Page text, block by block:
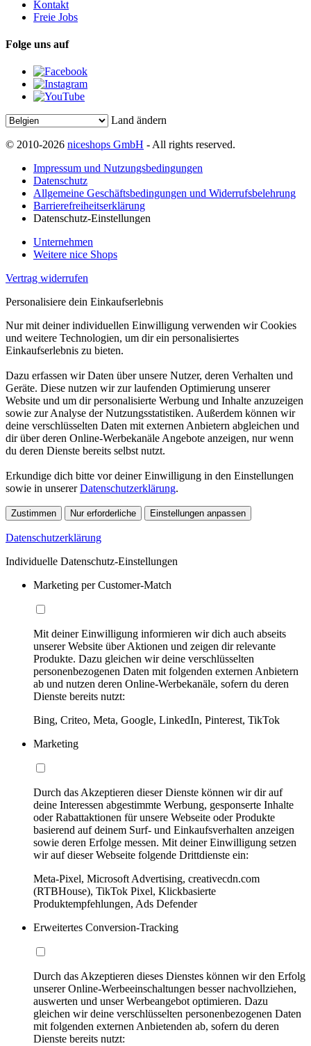
Kontakt
Freie Jobs
Folge uns auf
Land ändern
© 2010-2026 niceshops GmbH - All rights reserved.
Impressum und Nutzungsbedingungen
Datenschutz
Allgemeine Geschäftsbedingungen und Widerrufsbelehrung
Barrierefreiheitserklärung
Datenschutz-Einstellungen
Unternehmen
Weitere nice Shops
Vertrag widerrufen
Personalisiere dein Einkaufserlebnis
Nur mit deiner individuellen Einwilligung verwenden wir Cookies
und weitere Technologien, um dir ein personalisiertes
Einkaufserlebnis zu bieten.
Dazu erfassen wir Daten über unsere Nutzer, deren Verhalten und
Geräte. Diese nutzen wir zur laufenden Optimierung unserer
Website und um dir personalisierte Werbung und Inhalte anzuzeigen
sowie zur Analyse der Nutzungsstatistiken. Außerdem können wir
deine verschlüsselten Daten mit externen Anbietern abgleichen und
dir über deren Online-Werbekanäle Angebote anzeigen, nur wenn
du deren Dienste bereits selbst nutzt.
Erkundige dich bitte vor deiner Einwilligung in den Einstellungen
sowie in unsererDatenschutzerklärung.
Zustimmen Nur erforderliche Einstellungen anpassen
Datenschutzerklärung
Individuelle Datenschutz-Einstellungen
Marketing per Customer-Match
Mit deiner Einwilligung informieren wir dich auch abseits
unserer Website über Aktionen und zeigen dir relevante
Produkte. Dazu gleichen wir deine verschlüsselten
personenbezogenen Daten mit folgenden externen Anbietern
ab und nutzen deren Online-Werbekanäle, sofern du deren
Dienste bereits nutzt:
Bing, Criteo, Meta, Google, LinkedIn, Pinterest, TikTok
Marketing
Durch das Akzeptieren dieser Dienste können wir dir auf
deine Interessen abgestimmte Werbung, gesponserte Inhalte
oder Rabattaktionen für unsere Webseite oder Produkte
basierend auf deinem Surf- und Einkaufsverhalten anzeigen
sowie deren Erfolge messen. Mit deiner Einwilligung setzen
wir auf dieser Webseite folgende Drittdienste ein:
Meta-Pixel, Microsoft Advertising, creativecdn.com
(RTBHouse), TikTok Pixel, Klickbasierte
Produktempfehlungen, Ads Defender
Erweitertes Conversion-Tracking
Durch das Akzeptieren dieses Dienstes können wir den Erfolg
unserer Online-Werbeeinschaltungen besser nachvollziehen,
auswerten und unser Werbeangebot optimieren. Dazu
gleichen wir deine verschlüsselten personenbezogenen Daten
mit folgenden externen Anbietenden ab, sofern du deren
Dienste bereits nutzt: